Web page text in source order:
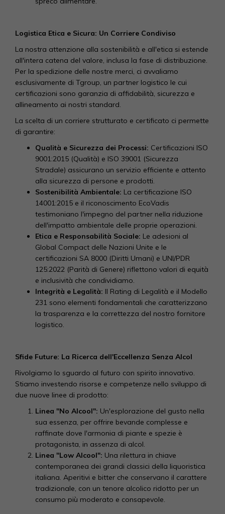
Logistica Etica e Sicura: Un Corriere Condiviso
La nostra attenzione alla sostenibilità e all'etica si estende
all'intera catena del valore, inclusa la fase di distribuzione.
Per la spedizione delle nostre merci, ci avvaliamo
esclusivamente di Tgroup, un partner logistico le cui
certificazioni sono garanzia di affidabilità, sicurezza e
allineamento ai nostri standard.
La scelta di un corriere strutturato e certificato ci permette
di garantire:
Qualità e Sicurezza dei Processi: Certificazioni ISO
9001:2015 (Qualità) e ISO 39001 (Sicurezza
Stradale) assicurano un servizio efficiente e attento
alla sicurezza di persone e prodotti.
Sostenibilità Ambientale: La certificazione ISO
14001:2015 e il riconoscimento EcoVadis
testimoniano l'impegno del partner nella riduzione
dell'impatto ambientale delle proprie operazioni.
Etica e Responsabilità Sociale: Le adesioni al
Global Compact delle Nazioni Unite e le
certificazioni SA 8000 (Diritti Umani) e UNI/PDR
125:2022 (Parità di Genere) riflettono valori di equità
e inclusività che condividiamo.
Integrità e Legalità: Il Rating di Legalità e il Modello
231 sono elementi fondamentali che caratterizzano
la trasparenza e la correttezza del nostro fornitore
logistico.
Sfide Future: La Ricerca dell'Eccellenza Senza Alcol
Rivolgiamo lo sguardo al futuro con spirito innovativo.
Stiamo investendo risorse e competenze nello sviluppo di
due nuove linee di prodotto:
Linea "No Alcool": Un'esplorazione del gusto nella
sua essenza, per offrire bevande complesse e
raffinate dove l'armonia di piante e spezie è
protagonista, in assenza di alcol.
Linea "Low Alcool": Una rilettura in chiave
contemporanea dei grandi classici della liquoristica
italiana. Aperitivi e bitter che conservano il carattere
tradizionale, con un tenore alcolico ridotto per un
consumo più moderato e consapevole.